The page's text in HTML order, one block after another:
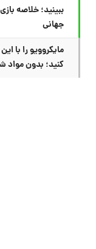
جهانی
کنید؛ بدون مواد